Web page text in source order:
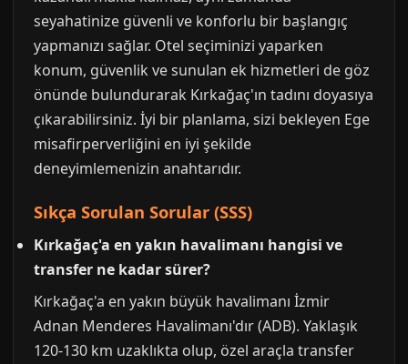
seyahatinize güvenli ve konforlu bir başlangıç
yapmanızı sağlar. Otel seçiminizi yaparken
konum, güvenlik ve sunulan ek hizmetleri de göz
önünde bulundurarak Kırkağaç'ın tadını doyasıya
çıkarabilirsiniz. İyi bir planlama, sizi bekleyen Ege
misafirperverliğini en iyi şekilde
deneyimlemenizin anahtarıdır.
Sıkça Sorulan Sorular (SSS)
Kırkağaç'a en yakın havalimanı hangisi ve
transfer ne kadar sürer?
Kırkağaç'a en yakın büyük havalimanı İzmir
Adnan Menderes Havalimanı'dır (ADB). Yaklaşık
120-130 km uzaklıkta olup, özel araçla transfer